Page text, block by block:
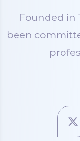
Founded in
been